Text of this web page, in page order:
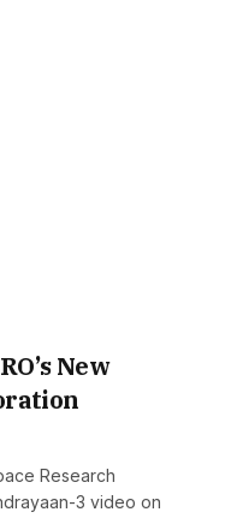
New
Research
3 video on